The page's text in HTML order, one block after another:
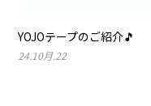
YOJOテープのご紹介🎵
24.10月.22